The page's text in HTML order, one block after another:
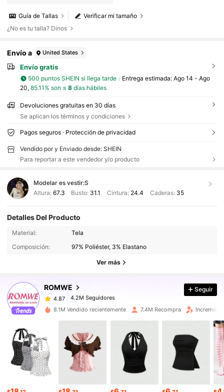
Verificar mi tamaño
Guía de Tallas
¿No es tu talla? Dinos
Envío a United States
Envío gratis
500 puntos SHEIN si llega tarde Entrega estimada: Ago 14 - Ago
20, 85.11% son ≤ 8días hábiles
Devoluciones gratuitas en 30 días
Se aplican los términos y condiciones
Pagos seguros · Protección de privacidad
Vendido por y Enviado desde: SHEIN
Para reportar a este vendedor y/o producto
Modelar es vestir:S
Altura: 67.3 Busto: 31.1 Cintura: 24.4 Caderas: 35
Detalles Del Producto
Material:
Tela
Composición:
97% Poliéster, 3% Elastano
Ver más
ROMWE
4.2M Seguidores
4.2M Seguidores
4.2M Seguidores
s***i pagó Hace 1 horas
4.2M Seguidores
4.2M Seguidores
4.87 4.2M Seguidores
Seguir
8.1M Vendido recientemente 7.4M Recompra